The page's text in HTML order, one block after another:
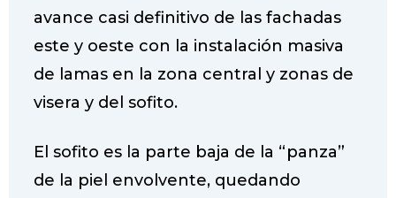
avance casi definitivo de las fachadas
este y oeste con la instalación masiva
de lamas en la zona central y zonas de
visera y del sofito.
El sofito es la parte baja de la “panza”
de la piel envolvente, quedando